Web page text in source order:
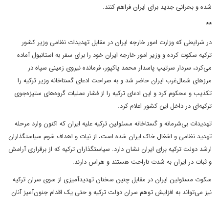
شده و بحرانی جدید برای ایران فراهم کنند.
**
در شرایطی که وزارت امور خارجه ایران در مقابل تهدیدات نظامی وزیر کشور
ترکیه سکوت کرده و وزیر امور خارجه ایران خود را برای سفر به استانبول آماده
می‌کرد، سردار سرتیپ پاسدار محمد پاکپور، فرمانده نیروی زمینی سپاه در
مرزهای شمال‌غرب ایران حاضر شد و به صراحت ادعای گستاخانه وزیر ترکیه را
تکذیب و محکوم کرد و این ادعای ترکیه را از فشار عملیات‌ گروه‌های ستیزه‌جوی
ترکیه‌ای در داخل این کشور اعلام کرد.
تهدیدات بی‌شرمانه و گستاخانه مسئولین ترکیه علیه ایران که اکنون وارد مرحله
تهدید نظامی و اشغال خاک ایران شده است، از نیات و اهداف شوم سیاستگذاران
ارشد دولت ترکیه برای ایران نشان دارد. سیاستگذاران ترکیه که از برقراری آرامش
و ثبات در ایران به شدت ناراحت هستند و هراس دارند.
سکوت مسئولین ایران در مقابل چنین سخنان تهدیدآمیزی از سوی سران ترکیه
نیز می‌تواند به افزایش توهم سران دولت ترکیه و حتی یک اقدام جنون‌آمیز آنان